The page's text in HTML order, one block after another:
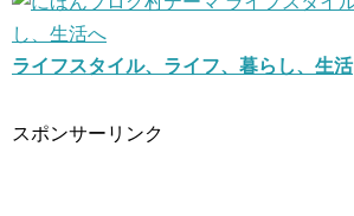
ライフスタイル、ライフ、暮らし、生活
スポンサーリンク